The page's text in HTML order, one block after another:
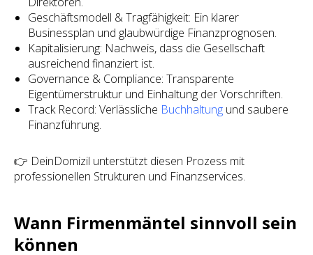
Geschäftsmodell & Tragfähigkeit: Ein klarer
Businessplan und glaubwürdige Finanzprognosen.
Kapitalisierung: Nachweis, dass die Gesellschaft
ausreichend finanziert ist.
Governance & Compliance: Transparente
Eigentümerstruktur und Einhaltung der Vorschriften.
Track Record: Verlässliche Buchhaltung und saubere
Finanzführung.
👉 DeinDomizil unterstützt diesen Prozess mit
professionellen Strukturen und Finanzservices.
Wann Firmenmäntel sinnvoll sein
können